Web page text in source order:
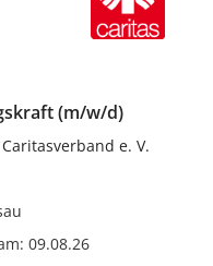
(m/w/d)
e. V.
09.08.26